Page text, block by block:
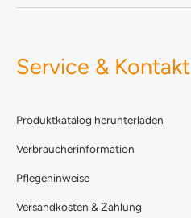
Service & Kontakt
Produktkatalog herunterladen
Verbraucherinformation
Pflegehinweise
Versandkosten & Zahlung